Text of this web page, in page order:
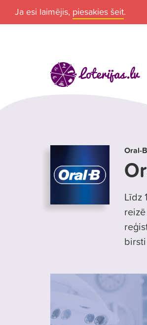
Ja esi laimējis, piesakies šeit.
Oral-B
Līdz